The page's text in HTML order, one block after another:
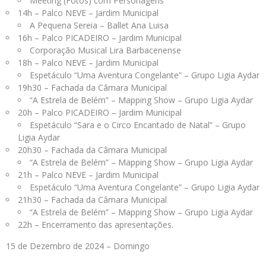
14h – Palco NEVE – Jardim Municipal
A Pequena Sereia – Ballet Ana Luisa
16h – Palco PICADEIRO – Jardim Municipal
Corporação Musical Lira Barbacenense
18h – Palco NEVE – Jardim Municipal
Espetáculo “Uma Aventura Congelante” – Grupo Ligia Aydar
19h30 – Fachada da Câmara Municipal
“A Estrela de Belém” – Mapping Show – Grupo Ligia Aydar
20h – Palco PICADEIRO – Jardim Municipal
Espetáculo “Sara e o Circo Encantado de Natal” – Grupo
Ligia Aydar
20h30 – Fachada da Câmara Municipal
“A Estrela de Belém” – Mapping Show – Grupo Ligia Aydar
21h – Palco NEVE – Jardim Municipal
Espetáculo “Uma Aventura Congelante” – Grupo Ligia Aydar
21h30 – Fachada da Câmara Municipal
“A Estrela de Belém” – Mapping Show – Grupo Ligia Aydar
22h – Encerramento das apresentações.
15 de Dezembro de 2024 – Domingo